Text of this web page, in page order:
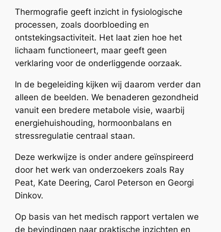
Thermografie geeft inzicht in fysiologische
processen, zoals doorbloeding en
ontstekingsactiviteit. Het laat zien hoe het
lichaam functioneert, maar geeft geen
verklaring voor de onderliggende oorzaak.
In de begeleiding kijken wij daarom verder dan
alleen de beelden. We benaderen gezondheid
vanuit een bredere metabole visie, waarbij
energiehuishouding, hormoonbalans en
stressregulatie centraal staan.
Deze werkwijze is onder andere geïnspireerd
door het werk van onderzoekers zoals Ray
Peat, Kate Deering, Carol Peterson en Georgi
Dinkov.
Op basis van het medisch rapport vertalen we
de bevindingen naar praktische inzichten en